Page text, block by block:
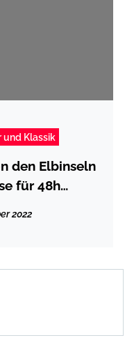
und Klassik
den Elbinseln
für 48h
2022